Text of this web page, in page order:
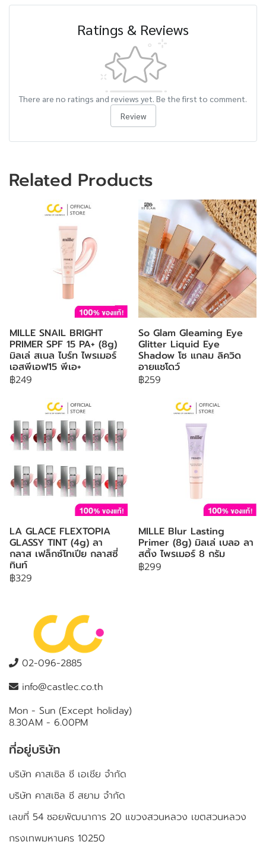
Ratings & Reviews
There are no ratings and reviews yet. Be the first to comment.
Review
Related Products
MILLE SNAIL BRIGHT
PRIMER SPF 15 PA+ (8g)
มิลเล่ สเนล ไบร์ท ไพรเมอร์
เอสพีเอฟ15 พีเอ+
฿249
So Glam Gleaming Eye
Glitter Liquid Eye
Shadow โซ แกลม ลิควิด
อายแชโดว์
฿259
LA GLACE FLEXTOPIA
GLASSY TINT (4g) ลา
กลาส เฟล็กซ์โทเปีย กลาสซี่
ทินท์
฿329
MILLE Blur Lasting
Primer (8g) มิลเล่ เบลอ ลา
สติ้ง ไพรเมอร์ 8 กรัม
฿299
02-096-2885
info@castlec.co.th
Mon - Sun (Except holiday)
8.30AM - 6.00PM
ที่อยู่บริษัท
บริษัท คาสเซิล ซี เอเชีย จำกัด
บริษัท คาสเซิล ซี สยาม จำกัด
เลขที่ 54 ซอยพัฒนาการ 20 แขวงสวนหลวง เขตสวนหลวง
กรุงเทพมหานคร 10250